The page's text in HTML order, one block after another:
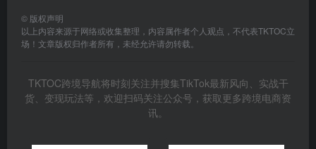
© 版权声明
以上内容来源于网络或收集整理，内容属作者个人观点，不代表TKTOC立
场！文章版权归作者所有，未经允许请勿转载。
TKTOC跨境导航将时刻关注并搜集TikTok最新风向、实战干
货、变现玩法等，欢迎扫码关注公众号，获取更多跨境电商资
讯。